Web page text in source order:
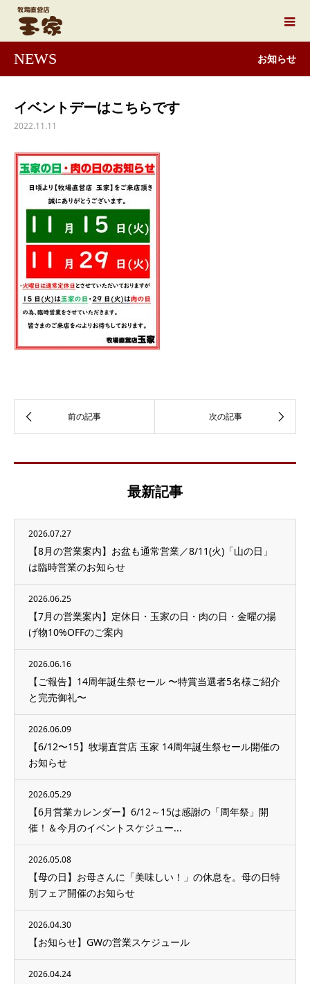
NEWS お知らせ
イベントデーはこちらです
2022.11.11
最新記事
2026.07.27
【8月の営業案内】お盆も通常営業／8/11(火)「山の日」
は臨時営業のお知らせ
2026.06.25
【7月の営業案内】定休日・玉家の日・肉の日・金曜の揚
げ物10%OFFのご案内
2026.06.16
【ご報告】14周年誕生祭セール 〜特賞当選者5名様ご紹介
と完売御礼〜
2026.06.09
【6/12〜15】牧場直営店 玉家 14周年誕生祭セール開催の
お知らせ
2026.05.29
【6月営業カレンダー】6/12～15は感謝の「周年祭」開
催！＆今月のイベントスケジュー...
2026.05.08
【母の日】お母さんに「美味しい！」の休息を。母の日特
別フェア開催のお知らせ
2026.04.30
【お知らせ】GWの営業スケジュール
2026.04.24